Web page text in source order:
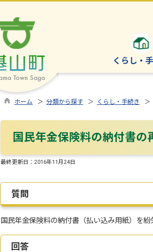
くらし・
ホーム ＞ 分類から探す ＞ くらし・手続き ＞
国民年金保険料の納付書の
最終更新日： 2016年11月24日
質問
国民年金保険料の納付書（払い込み用紙）を
回答